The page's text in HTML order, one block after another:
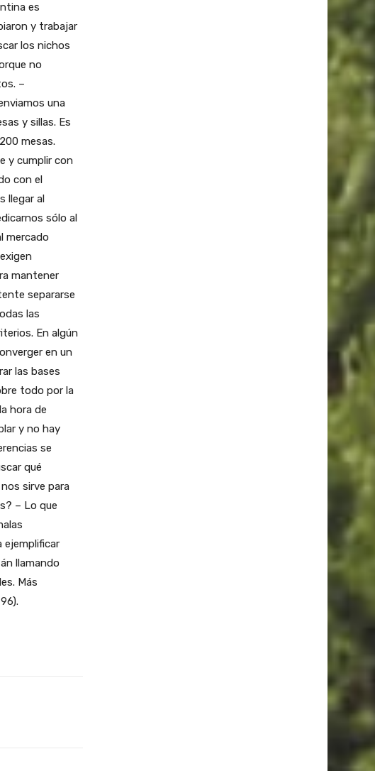
es
y trabajar
los nichos
no
–
una
y sillas. Es
mesas.
y cumplir con
con el
llegar al
sólo al
mercado
mantener
separarse
las
En algún
en un
las bases
todo por la
hora de
y no hay
se
qué
sirve para
– Lo que
ejemplificar
llamando
Más